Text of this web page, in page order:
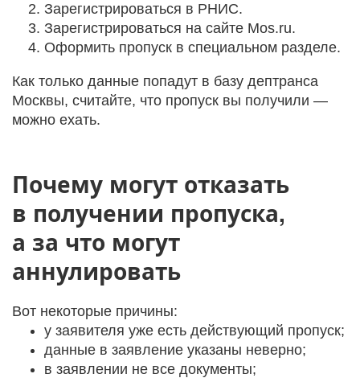
Зарегистрироваться в РНИС.
Зарегистрироваться на сайте Mos.ru.
Оформить пропуск в специальном разделе.
Как только данные попадут в базу дептранса
Москвы, считайте, что пропуск вы получили —
можно ехать.
Почему могут отказать
в получении пропуска,
а за что могут
аннулировать
Вот некоторые причины:
у заявителя уже есть действующий пропуск;
данные в заявление указаны неверно;
в заявлении не все документы;